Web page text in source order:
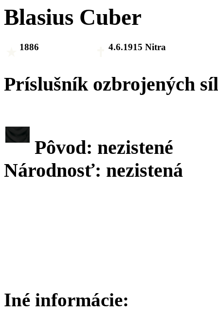
Blasius Cuber
1886 4.6.1915 Nitra
Príslušník ozbrojených síl
Pôvod: nezistené
Národnosť: nezistená
Iné informácie: